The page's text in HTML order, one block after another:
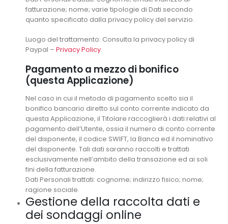
fatturazione; nome; varie tipologie di Dati secondo
quanto specificato dalla privacy policy del servizio.
Luogo del trattamento: Consulta la privacy policy di
Paypal – Privacy Policy.
Pagamento a mezzo di bonifico
(questa Applicazione)
Nel caso in cui il metodo di pagamento scelto sia il
bonifico bancario diretto sul conto corrente indicato da
questa Applicazione, il Titolare raccoglierà i dati relativi al
pagamento dell’Utente, ossia il numero di conto corrente
del disponente, il codice SWIFT, la Banca ed il nominativo
del disponente. Tali dati saranno raccolti e trattati
esclusivamente nell’ambito della transazione ed ai soli
fini della fatturazione.
Dati Personali trattati: cognome; indirizzo fisico; nome;
ragione sociale.
Gestione della raccolta dati e
dei sondaggi online